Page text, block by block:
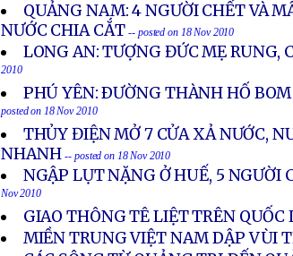
QUẢNG NAM: 4 NGƯỜI CHẾT VÀ
NƯỚC CHIA CẮT -- posted on 18 Nov 2010
LONG AN: TƯỢNG ĐỨC MẸ RUNG,
2010
PHÚ YÊN: ÐƯỜNG THÀNH HỐ
posted on 18 Nov 2010
THỦY ĐIỆN MỞ 7 CỬA XẢ NƯỚC,
NHANH -- posted on 18 Nov 2010
NGẬP LỤT NẶNG Ở HUẾ, 5 NGƯỜI
Nov 2010
GIAO THÔNG TÊ LIỆT TRÊN QUỐC
MIỀN TRUNG VIỆT NAM DẬP VÙI